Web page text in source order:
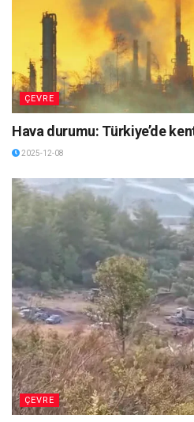
ÇEVRE
Hava durumu: Türkiye’de
2025-12-08
ÇEVRE